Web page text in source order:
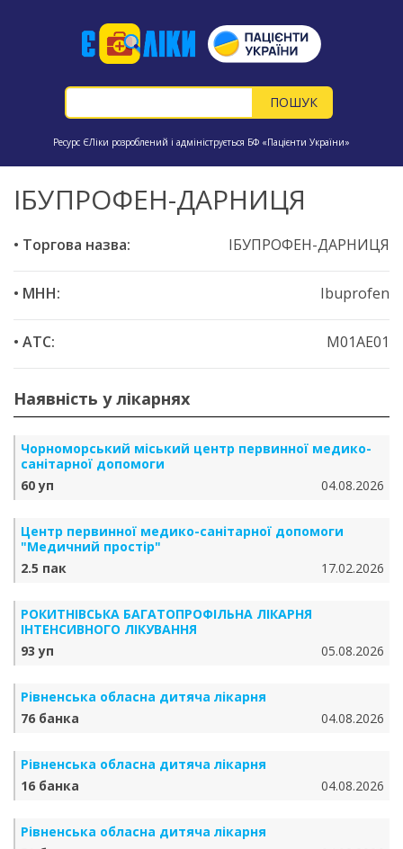
Ресурс ЄЛіки розроблений і адмініструється БФ «Пацієнти України»
ІБУПРОФЕН-ДАРНИЦЯ
• Торгова назва: ІБУПРОФЕН-ДАРНИЦЯ
• МНН: Ibuprofen
• ATC: M01AE01
Наявність у лікарнях
Чорноморський міський центр первинної медико-
санітарної допомоги
60 уп
04.08.2026
Центр первинної медико-санітарної допомоги
"Медичний простір"
2.5 пак
17.02.2026
РОКИТНІВСЬКА БАГАТОПРОФІЛЬНА ЛІКАРНЯ
ІНТЕНСИВНОГО ЛІКУВАННЯ
93 уп
05.08.2026
Рівненська обласна дитяча лікарня
76 банка
04.08.2026
Рівненська обласна дитяча лікарня
16 банка
04.08.2026
Рівненська обласна дитяча лікарня